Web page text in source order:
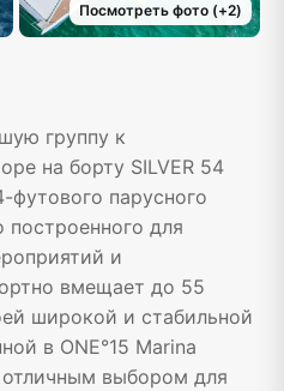
Посмотреть фото(+2)
группу к
на борту SILVER 54
футового парусного
построенного для
и
вмещает до 55
широкой и стабильной
в ONE°15 Marina
отличным выбором для